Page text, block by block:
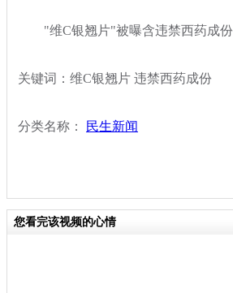
"维C银翘片"被曝含违禁西药成份
关键词：维C银翘片 违禁西药成份
分类名称： 民生新闻
您看完该视频的心情